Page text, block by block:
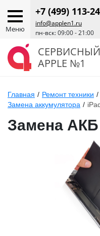
Меню
+7 (499) 113-
info@applen1.ru
пн-вск: 09:00 - 21:00
APPLE №1
Главная / Ремонт техники /
Замена аккумулятора /
Замена АКБ